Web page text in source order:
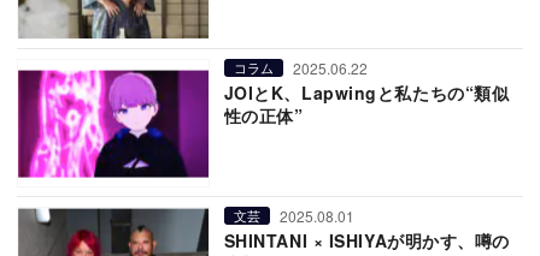
コラム 2025.06.22
JOIとK、Lapwingと私たちの“類似
性の正体”
文芸 2025.08.01
SHINTANI × ISHIYAが明かす、噂の